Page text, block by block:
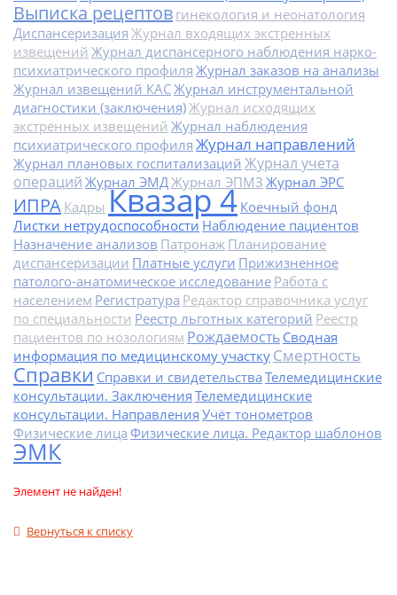
Выписка рецептов гинекология и неонатология
Диспансеризация Журнал входящих экстренных
извещений Журнал диспансерного наблюдения нарко-
психиатрического профиля Журнал заказов на анализы
Журнал извещений КАСЖурнал инструментальной
диагностики (заключения)Журнал исходящих
экстренных извещений Журнал наблюдения
психиатрического профиля Журнал направлений
Журнал плановых госпитализаций Журнал учета
операций Журнал ЭМДЖурнал ЭПМЗ Журнал ЭРС
ИПРА Кадры Квазар 4 Коечный фонд
Листки нетрудоспособности Наблюдение пациентов
Назначение анализов Патронаж Планирование
диспансеризации Платные услуги Прижизненное
патолого-анатомическое исследование Работа с
населением Регистратура Редактор справочника услуг
по специальности Реестр льготных категорий Реестр
пациентов по нозологиям Рождаемость Сводная
информация по медицинскому участку Смертность
Справки Справки и свидетельства Телемедицинские
консультации. Заключения Телемедицинские
консультации. Направления Учёт тонометров
Физические лица Физические лица. Редактор шаблонов
ЭМК
Элемент не найден!
Вернуться к списку